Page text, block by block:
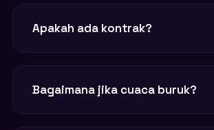
GRATIS sepenuhnya.
Apakah ada kontrak?
Bagaimana jika cuaca buruk?